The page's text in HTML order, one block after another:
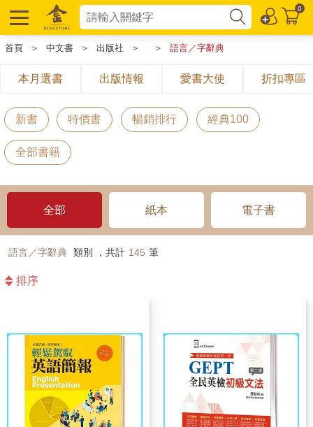
0
首頁 ＞ 中文書 ＞ 出版社 ＞ ＞ 語言／字辭典
本月選書 出版情報 愛書大使 折扣專區
新書 特價書 暢銷排行 經典100
全部書籍
全部 紙本 電子書
語言／字辭典 類別 ，共計 145 筆
排序